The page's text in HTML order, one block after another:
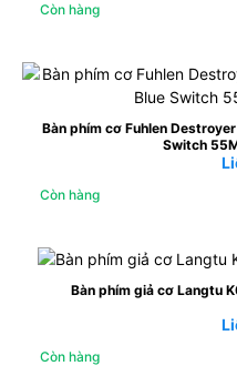
Còn hàng
Bàn phím cơ Fuhlen
Switch
Còn hàng
Bàn phím giả cơ Langtu
Còn hàng